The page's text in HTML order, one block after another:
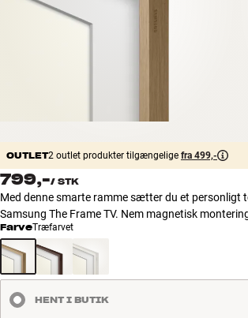
Tilbehør
NYHEDER
TILBUD
Find Butik
Kundeservice
Log ind
Kundeservice
Byg med Lyd
OUTLET2 outlet produkter tilgængelige fra 499,-
799,-/ STK
Med denne smarte ramme sætter du et personligt
Samsung The Frame TV. Nem magnetisk
FarveTræfarvet
HENT I BUTIK